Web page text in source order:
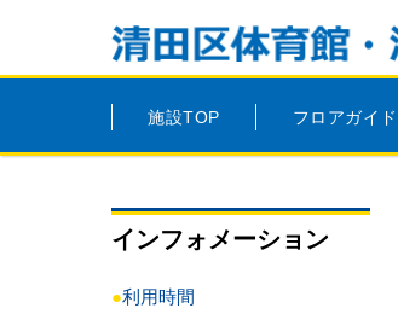
施設TOP フロアガイド
インフォメーション
●利用時間